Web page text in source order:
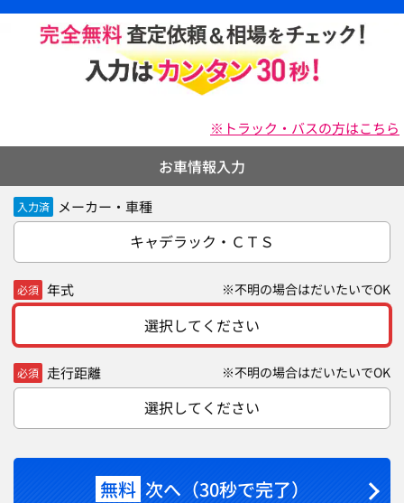
※トラック・バスの方はこちら
お車情報入力
入力済 メーカー・車種
キャデラック・ＣＴＳ
必須 年式 ※不明の場合はだいたいでOK
選択してください
必須 走行距離 ※不明の場合はだいたいでOK
選択してください
無料 次へ（30秒で完了）